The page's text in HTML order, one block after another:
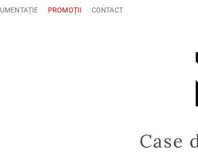
PROMOȚII CONTACT
Case